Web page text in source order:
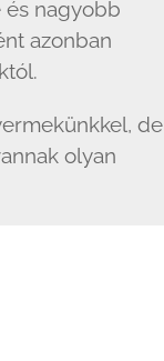
és nagyobb
azonban
de
olyan